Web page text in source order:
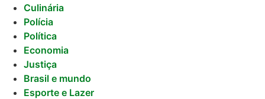
Culinária
Polícia
Política
Economia
Justiça
Brasil e mundo
Esporte e Lazer